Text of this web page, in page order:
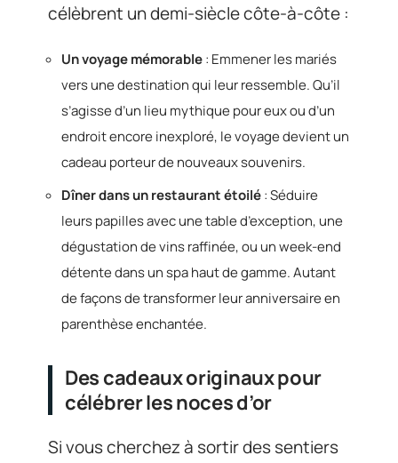
célèbrent un demi-siècle côte-à-côte :
Un voyage mémorable: Emmener les mariés
vers une destination qui leur ressemble. Qu’il
s’agisse d’un lieu mythique pour eux ou d’un
endroit encore inexploré, le voyage devient un
cadeau porteur de nouveaux souvenirs.
Dîner dans un restaurant étoilé: Séduire
leurs papilles avec une table d’exception, une
dégustation de vins raffinée, ou un week-end
détente dans un spa haut de gamme. Autant
de façons de transformer leur anniversaire en
parenthèse enchantée.
Des cadeaux originaux pour
célébrer les noces d’or
Si vous cherchez à sortir des sentiers